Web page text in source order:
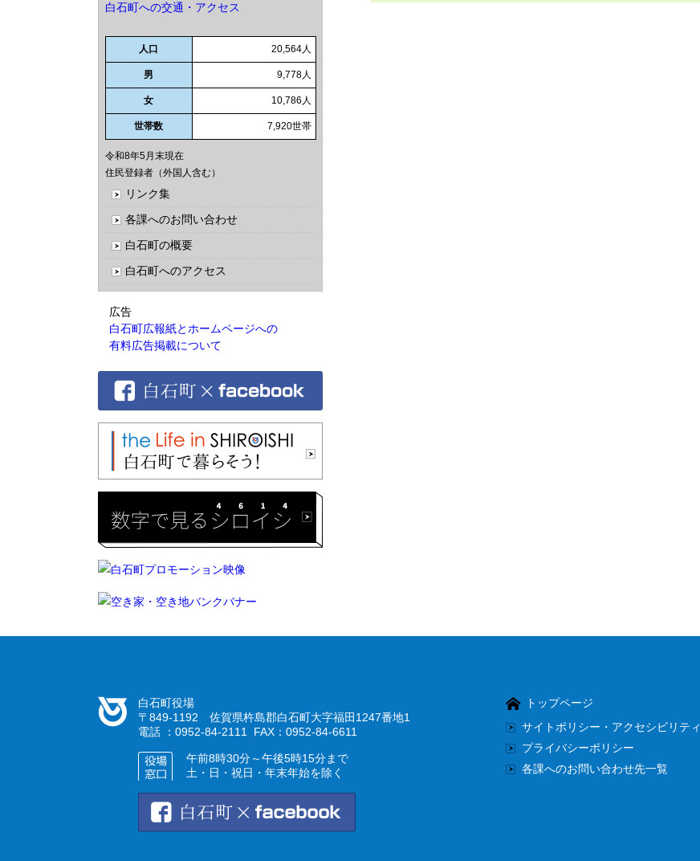
白石町への交通・アクセス
人口 20,564人
男 9,778人
女 10,786人
世帯数 7,920世帯
令和8年5月末現在
住民登録者（外国人含む）
リンク集
各課へのお問い合わせ
白石町の概要
白石町へのアクセス
広告
白石町広報紙とホームページへの
有料広告掲載について
白石町役場
〒849-1192 佐賀県杵島郡白石町大字福田1247番地1
電話 ：0952-84-2111 FAX：0952-84-6611
午前8時30分～午後5時15分まで
土・日・祝日・年末年始を除く
トップページ
サイトポリシー・アクセシビリティ
プライバシーポリシー
各課へのお問い合わせ先一覧